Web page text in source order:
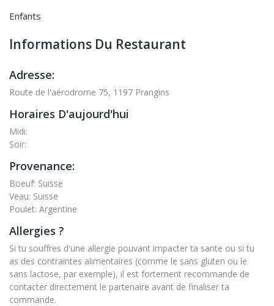
Enfants
Informations Du Restaurant
Adresse:
Route de l'aérodrome 75, 1197 Prangins
Horaires D'aujourd'hui
Midi:
Soir:
Provenance:
Boeuf: Suisse
Veau: Suisse
Poulet: Argentine
Allergies ?
Si tu souffres d'une allergie pouvant impacter ta sante ou si tu
as des contraintes alimentaires (comme le sans gluten ou le
sans lactose, par exemple), il est fortement recommande de
contacter directement le partenaire avant de finaliser ta
commande.